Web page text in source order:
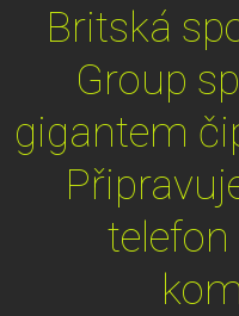
Britská
Group
gigantem